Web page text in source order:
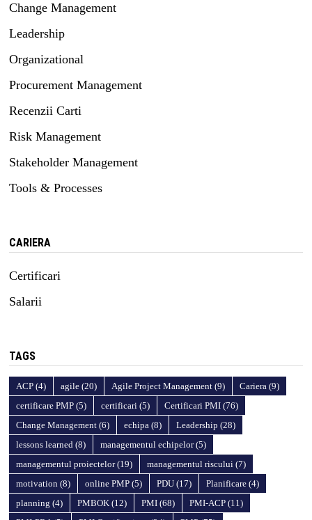
Change Management
Leadership
Organizational
Procurement Management
Recenzii Carti
Risk Management
Stakeholder Management
Tools & Processes
CARIERA
Certificari
Salarii
TAGS
ACP(4) agile(20) Agile Project Management(9) Cariera(9)
certificare PMP(5) certificari(5) Certificari PMI(76)
Change Management(6) echipa(8) Leadership (28)
lessons learned(8) managementul echipelor(5)
managementul proiectelor(19) managementul riscului(7)
motivation(8) online PMP(5) PDU(17) Planificare(4)
planning (4) PMBOK(12) PMI(68) PMI-ACP(11)